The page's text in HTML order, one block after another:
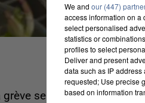
grève sera fortement
We and our (447)
access information on a
select personalised
statistics or
profiles to select
Deliver and present
data such as IP
requested; Use precise
based on information